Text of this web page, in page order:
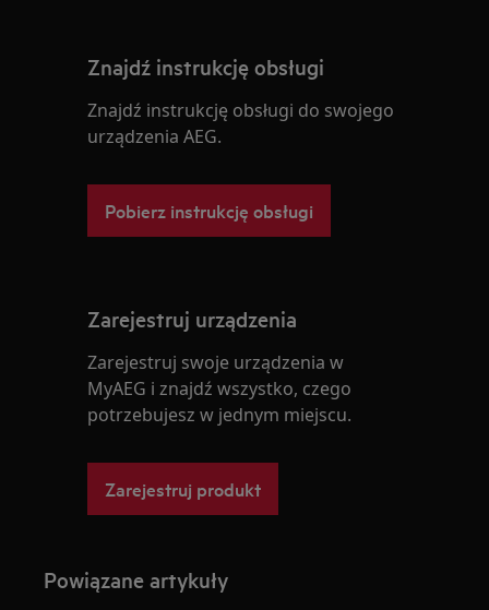
Znajdź instrukcję obsługi
Znajdź instrukcję obsługi do swojego
urządzenia AEG.
Pobierz instrukcję obsługi
Zarejestruj urządzenia
Zarejestruj swoje urządzenia w
MyAEG i znajdź wszystko, czego
potrzebujesz w jednym miejscu.
Zarejestruj produkt
Powiązane artykuły